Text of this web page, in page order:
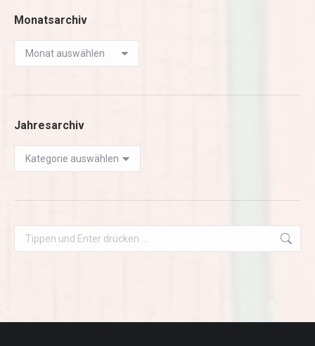
Monatsarchiv
Monatsarchiv
Jahresarchiv
Jahresarchiv
Search: